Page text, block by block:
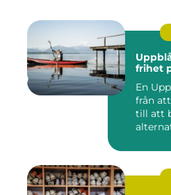
frihet
En
från
till att